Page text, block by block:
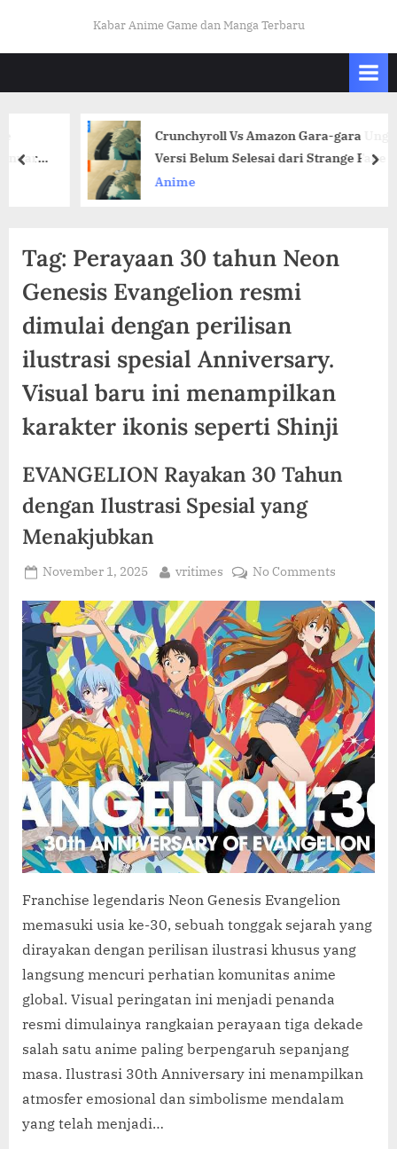
K
A
R
O
T
A
U
N
D
O
.
C
O
Kabar Anime Game dan Manga Terbaru
Crunchyroll Vs Amazon Gara-gara Unggah
Versi Belum Selesai dari Strange Fake
Anime
prev
Tag: Perayaan 30 tahun Neon
Genesis Evangelion resmi
dimulai dengan perilisan
ilustrasi spesial Anniversary.
Visual baru ini menampilkan
karakter ikonis seperti Shinji
EVANGELION Rayakan 30 Tahun
dengan Ilustrasi Spesial yang
Menakjubkan
Posted
November 1, 2025 By
vritimes No Commentson
Rayakan
30
Tahun
dengan
Ilustrasi
Spesial
yang
Franchise legendaris Neon Genesis Evangelion
memasuki usia ke-30, sebuah tonggak sejarah yang
dirayakan dengan perilisan ilustrasi khusus yang
langsung mencuri perhatian komunitas anime
global. Visual peringatan ini menjadi penanda
resmi dimulainya rangkaian perayaan tiga dekade
salah satu anime paling berpengaruh sepanjang
masa. Ilustrasi 30th Anniversary ini menampilkan
atmosfer emosional dan simbolisme mendalam
yang telah menjadi…